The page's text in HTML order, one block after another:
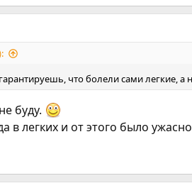
гарантируешь, что болели сами легкие, а
буду.
в легких и от этого было